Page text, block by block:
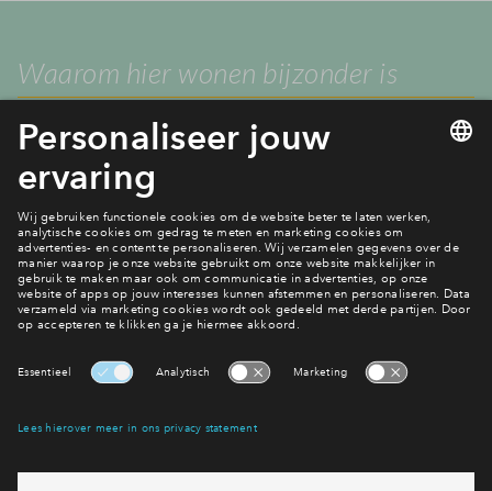
Waarom hier wonen bijzonder is
“Je woont in een moderne woning, maar voelt het landschap
en de identiteit van Schagen,” zegt Joelle. “Het noordelijke
deel is ruim en open, het zuidelijke deel voelt dorps en
Wonen in Kiem van Skagen
eventuele projecten